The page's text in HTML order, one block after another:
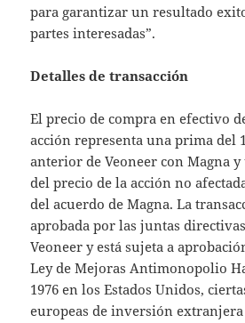
para garantizar un resultado
partes interesadas”.
Detalles de transacción
El precio de compra en efectivo
acción representa una prima del
anterior de Veoneer con Magna
del precio de la acción no
del acuerdo de Magna. La
aprobada por las juntas
Veoneer y está sujeta a
Ley de Mejoras Antimonopolio
1976 en los Estados Unidos,
europeas de inversión